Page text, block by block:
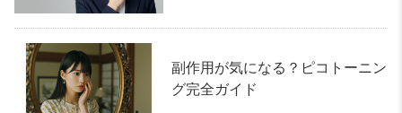
副作用が気になる？ピコトーニン
グ完全ガイド